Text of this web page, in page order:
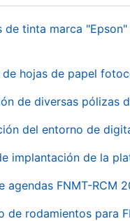
de tinta marca
hojas de papel
de diversas pólizas
del entorno de
implantación de la
agendas FNMT-RCM
de rodamientos para